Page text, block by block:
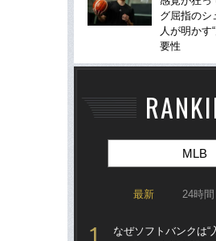
グ屈指のシ
人が明かす
要性
MLB
最新 24時間
なぜソフトバンクは“